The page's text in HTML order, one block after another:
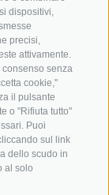
dispositivi,
precisi,
attivamente.
senza
cookie,"
il pulsante
o "Rifiuta tutto"
Puoi
sul link
dello scudo in
al solo